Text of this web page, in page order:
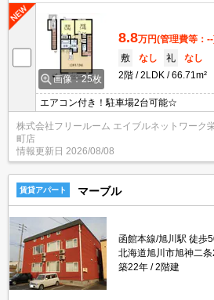
画像：25枚
8.8万円(管理費等：
敷
なし 礼
なし
2階
2LDK 66.71m²
エアコン付き！駐車場2台可能☆
株式会社フリールーム エイブルネットワーク
町店
情報更新日 2026/08/08
賃貸アパート マーブル
函館本線/旭川駅 徒歩
北海道旭川市旭神二条
築22年
2階建